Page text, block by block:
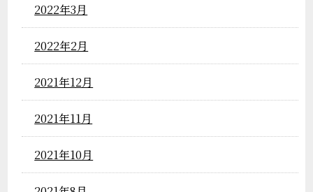
2022年3月
2022年2月
2021年12月
2021年11月
2021年10月